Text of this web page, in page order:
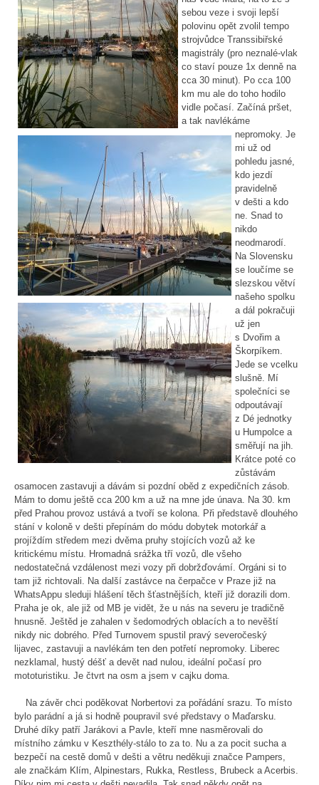
sebou veze i svoji lepší
polovinu opět zvolil tempo
strojvůdce Transsibiřské
magistrály (pro neznalé-vlak
co staví pouze 1x denně na
cca 30 minut). Po cca 100
km mu ale do toho hodilo
vidle počasí. Začíná pršet,
a tak navlékáme
nepromoky. Je
mi už od
pohledu jasné,
kdo jezdí
pravidelně
v dešti a kdo
ne. Snad to
nikdo
neodmarodí.
Na Slovensku
se loučíme se
slezskou větví
našeho spolku
a dál pokračuji
už jen
s Dvořim a
Škorpíkem.
Jede se vcelku
slušně. Mí
společníci se
odpoutávají
z Dé jednotky
u Humpolce a
směřují na jih.
Krátce poté co
zůstávám
osamocen zastavuji a dávám si pozdní oběd z expedičních zásob.
Mám to domu ještě cca 200 km a už na mne jde únava. Na 30. km
před Prahou provoz ustává a tvoří se kolona. Při představě dlouhého
stání v koloně v dešti přepínám do módu dobytek motorkář a
projíždím středem mezi dvěma pruhy stojících vozů až ke
kritickému místu. Hromadná srážka tří vozů, dle všeho
nedostatečná vzdálenost mezi vozy při dobržďovámí. Orgáni si to
tam již richtovali. Na další zastávce na čerpačce v Praze již na
WhatsAppu sleduji hlášení těch šťastnějších, kteří již dorazili dom.
Praha je ok, ale již od MB je vidět, že u nás na severu je tradičně
hnusně. Ještěd je zahalen v šedomodrých oblacích a to nevěští
nikdy nic dobrého. Před Turnovem spustil pravý severočeský
lijavec, zastavuji a navlékám ten den potřetí nepromoky. Liberec
nezklamal, hustý déšť a devět nad nulou, ideální počasí pro
mototuristiku. Je čtvrt na osm a jsem v cajku doma.
Na závěr chci poděkovat Norbertovi za pořádání srazu. To místo
bylo parádní a já si hodně poupravil své představy o Maďarsku.
Druhé díky patří Jarákovi a Pavle, kteří mne nasměrovali do
místního zámku v Keszthély-stálo to za to. Nu a za pocit sucha a
bezpečí na cestě domů v dešti a větru neděkuji značce Pampers,
ale značkám Klím, Alpinestars, Rukka, Restless, Brubeck a Acerbis.